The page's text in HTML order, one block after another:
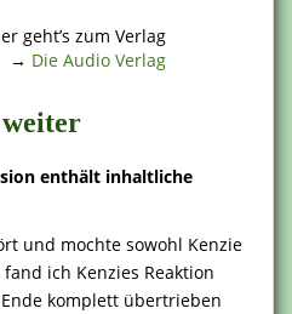
geht’s zum Verlag
→ Die Audio Verlag
enthält inhaltliche
und mochte sowohl Kenzie
ich Kenzies Reaktion
komplett übertrieben